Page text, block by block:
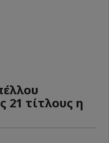
21 τίτλους η